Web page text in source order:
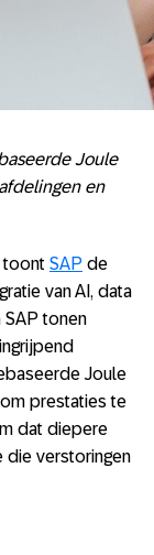
Joule
en
toont SAP de
van AI, data
SAP tonen
Joule
prestaties te
dat diepere
die verstoringen